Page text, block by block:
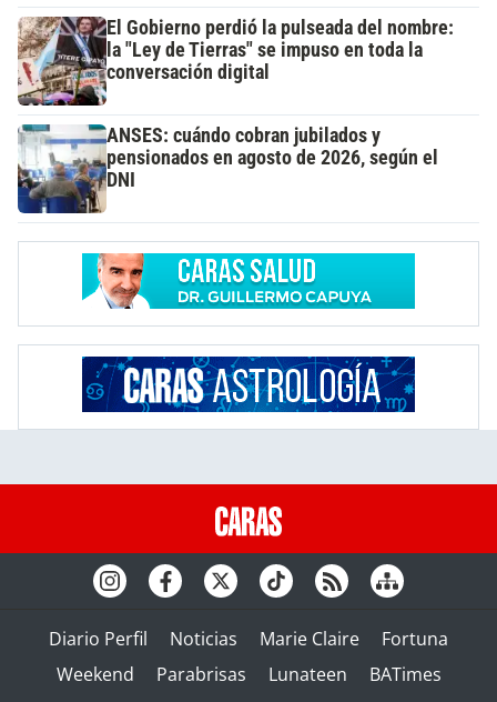
El Gobierno perdió la pulseada del nombre:
la "Ley de Tierras" se impuso en toda la
conversación digital
ANSES: cuándo cobran jubilados y
pensionados en agosto de 2026, según el
DNI
Diario Perfil Noticias Marie Claire
Fortuna
Weekend
Parabrisas Lunateen BATimes